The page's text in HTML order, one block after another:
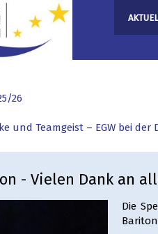
26
und Teamgeist – EGW bei
- Vielen Dank an
Die